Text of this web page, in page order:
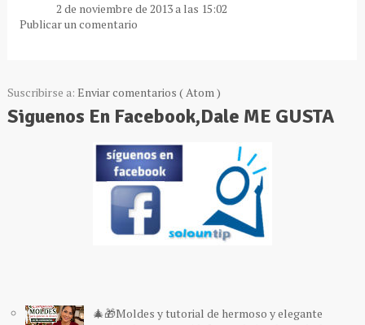
2 de noviembre de 2013 a las 15:02
Publicar un comentario
Suscribirse a: Enviar comentarios ( Atom )
Siguenos En Facebook,Dale ME GUSTA
🎄🎁Moldes y tutorial de hermoso y elegante